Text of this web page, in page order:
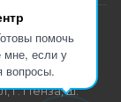
помочь
если у
вопросы.
5835103358
г. Пенза, ш.